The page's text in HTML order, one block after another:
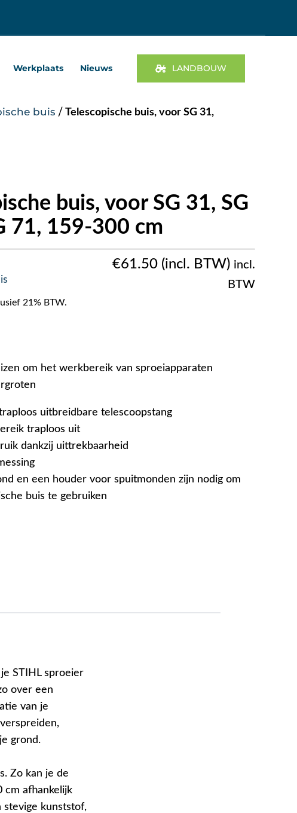
Werkplaats Nieuws LANDBOUW
buis / Telescopische buis, voor SG 31,
buis, voor SG 31, SG
71, 159-300 cm
€61.50
incl.
BTW
21% BTW.
om het werkbereik van sproeiapparaten
uitbreidbare telescoopstang
traploos uit
dankzij uittrekbaarheid
en een houder voor spuitmonden zijn nodig om
buis te gebruiken
STIHL sproeier
over een
van je
grond.
Zo kan je de
cm afhankelijk
stevige kunststof,